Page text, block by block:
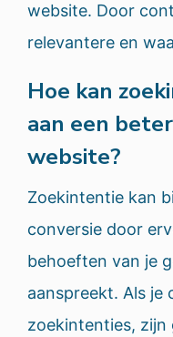
website. Door
relevantere en
Hoe kan
aan een
website?
Zoekintentie kan
conversie door
behoeften van je
aanspreekt. Als je
zoekintenties, zijn